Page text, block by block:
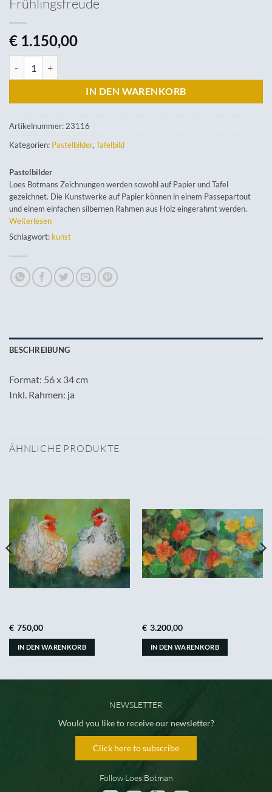
Frühlingsfreude
€ 1.150,00
IN DEN WARENKORB
Artikelnummer: 23116
Kategorien: Pastelbilder, Tafelbild
Pastelbilder
Loes Botmans Zeichnungen werden sowohl auf Papier und Tafel
gezeichnet. Die Kunstwerke auf Papier können in einem Passepartout
und einem einfachen silbernen Rahmen aus Holz eingerahmt werden.
Weiterlesen
Schlagwort: kunst
BESCHREIBUNG
Format: 56 x 34 cm
Inkl. Rahmen: ja
ÄHNLICHE PRODUKTE
€ 750,00
IN DEN WARENKORB
€ 3.200,00
IN DEN WARENKORB
NEWSLETTER
Would you like to receive our newsletter?
Click here to subscribe
Follow Loes Botman